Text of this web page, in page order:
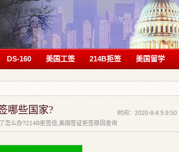
DS-160 美国工签 214B拒签 美国留学
时间：2020-8-6 5:9:50
哪些国家?
怎么办?214B拒签信,美国签证拒签原因查询